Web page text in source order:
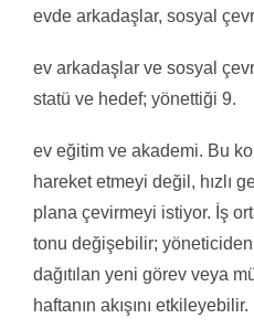
evde arkadaşlar, sosyal
ev arkadaşlar ve sosyal
statü ve hedef; yönettiği 9.
ev eğitim ve akademi. Bu
hareket etmeyi değil, hızlı
plana çevirmeyi istiyor. İş
tonu değişebilir;
dağıtılan yeni görev veya
haftanın akışını etkileyebilir.